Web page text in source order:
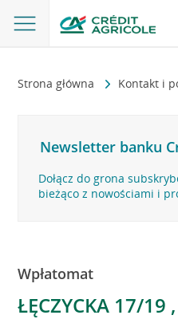
Strona główna Kontakt i
Newsletter banku
Dołącz do grona
bieżąco z nowościami i
Wpłatomat
ŁĘCZYCKA 17/19